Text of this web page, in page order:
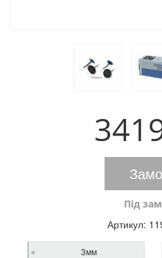
Під
Артикул:
3мм